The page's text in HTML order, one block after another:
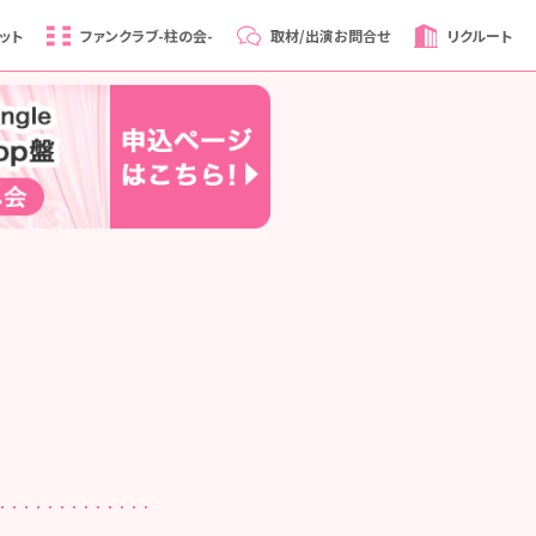
ト ファンクラブ-柱の会- 取材/出演お問合せ リクルート